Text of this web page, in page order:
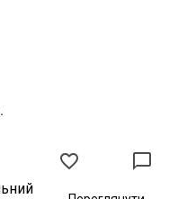
favorite_border chat_bubble_outline